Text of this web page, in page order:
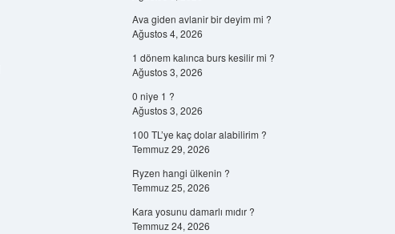
Ava giden avlanir bir deyim mi ?
Ağustos 4, 2026
1 dönem kalınca burs kesilir mi ?
Ağustos 3, 2026
0 niye 1 ?
Ağustos 3, 2026
100 TL’ye kaç dolar alabilirim ?
Temmuz 29, 2026
Ryzen hangi ülkenin ?
Temmuz 25, 2026
Kara yosunu damarlı mıdır ?
Temmuz 24, 2026